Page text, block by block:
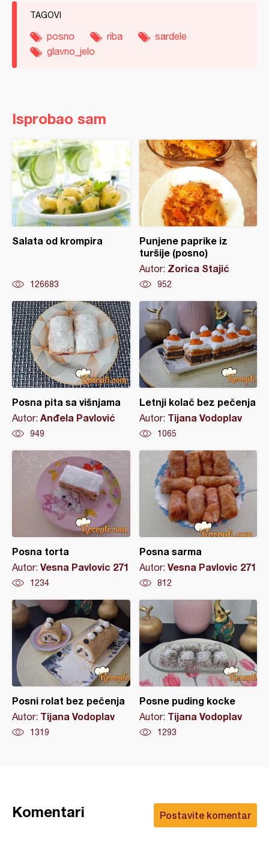
TAGOVI
posno riba
sardele
glavno_jelo
Isprobao sam
Salata od krompira
126683
Punjene paprike iz
turšije (posno)
Autor: Zorica Stajić
952
Posna pita sa višnjama
Autor: Anđela Pavlović
949
Letnji kolač bez pečenja
Autor: Tijana Vodoplav
1065
Posna torta
Autor: Vesna Pavlovic 271
1234
Posna sarma
Autor: Vesna Pavlovic 271
812
Posni rolat bez pečenja
Autor: Tijana Vodoplav
1319
Posne puding kocke
Autor: Tijana Vodoplav
1293
Postavite komentar
Komentari